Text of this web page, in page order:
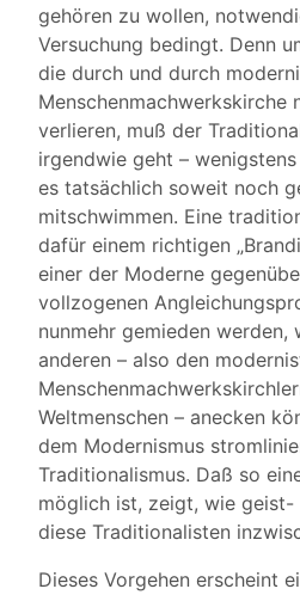
gehören zu wollen,
Versuchung bedingt. Denn
die durch und durch
Menschenmachwerkskirche
verlieren, muß der
irgendwie geht –
es tatsächlich soweit noch
mitschwimmen. Eine
dafür einem richtigen
einer der Moderne
vollzogenen
nunmehr gemieden werden,
anderen – also den
Weltmenschen – anecken
dem Modernismus
Traditionalismus. Daß so
möglich ist, zeigt, wie geist-
diese Traditionalisten
Dieses Vorgehen erscheint